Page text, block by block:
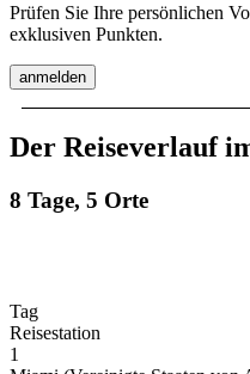
Prüfen Sie Ihre persönlichen
exklusiven Punkten.
anmelden
Der Reiseverlauf
8 Tage, 5 Orte
Tag
Reisestation
1